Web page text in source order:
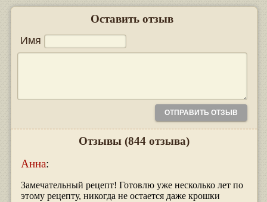
Оставить отзыв
Имя
Отзывы (844 отзыва)
Анна:
Замечательный рецепт! Готовлю уже несколько лет по
этому рецепту, никогда не остается даже крошки